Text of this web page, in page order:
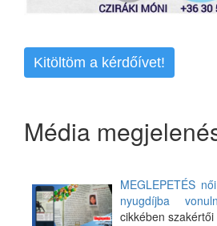
Kitöltöm a kérdőívet!
Média
MEGLEPETÉS
nyugdíjba
cikkében